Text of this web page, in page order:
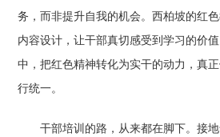
务，而非提升自我的机会。西柏坡的红
内容设计，让干部真切感受到学习的价
中，把红色精神转化为实干的动力，真
行统一。
干部培训的路，从来都在脚下。接